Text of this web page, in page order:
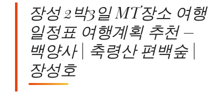
장성 2박3일 MT장소 여행
일정표 여행계획 추천 –
백양사 | 축령산 편백숲 |
장성호